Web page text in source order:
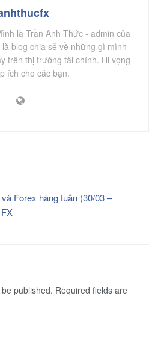
là Trần Anh Thức - admin của
blog chia sẻ về những gì mình
trên thị trường tài chính. Hi vọng
ích cho các bạn.
Forex hàng tuần (30/03 –
published. Required fields are